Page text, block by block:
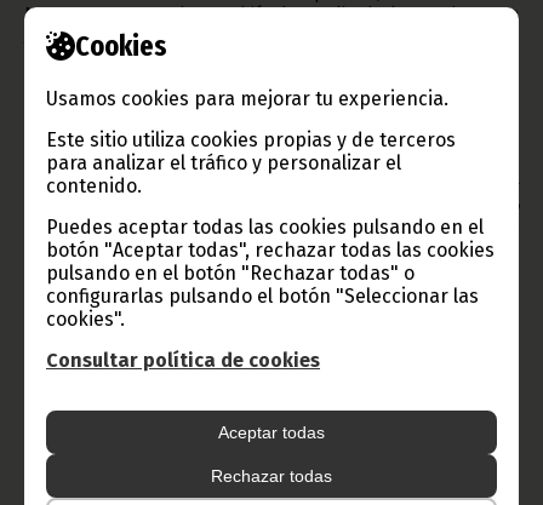
Cookies
Usamos cookies para mejorar tu experiencia.
Este sitio utiliza cookies propias y de terceros
para analizar el tráfico y personalizar el
contenido.
Puedes aceptar todas las cookies pulsando en el
botón "Aceptar todas", rechazar todas las cookies
pulsando en el botón "Rechazar todas" o
configurarlas pulsando el botón "Seleccionar las
cookies".
Consultar política de cookies
Aceptar todas
Rechazar todas
Nguema Owono, quien también ha explicado los motivos que
justifican esas reformas.
Texto y fotos: Gabinete de Prensa de la Cámara de los
Diputados
Oficina de Información y Prensa de Guinea Ecuatorial
Aviso: La reproducción total o parcial de este artículo o de las
lugar, con la mención de la fuente de origen de la misma
(Oficina de Información y Prensa de Guinea Ecuatorial).
Gobierno e Instituciones